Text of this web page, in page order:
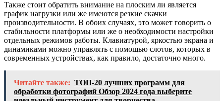
Также стоит обратить внимание на плоским ли является
график нагрузки или же имеются резкие скачки
производительности. В обоих случаях, это может говорить о
стабильности платформы или же о необходимости настройки
отдельных режимов работы. Клавиатурой, яркостью экрана и
динамиками можно управлять с помощью слотов, которых в
современных устройствах, как правило, достаточно много.
Читайте также: ТОП-20 лучших программ для
обработки фотографий Обзор 2024 года выберите